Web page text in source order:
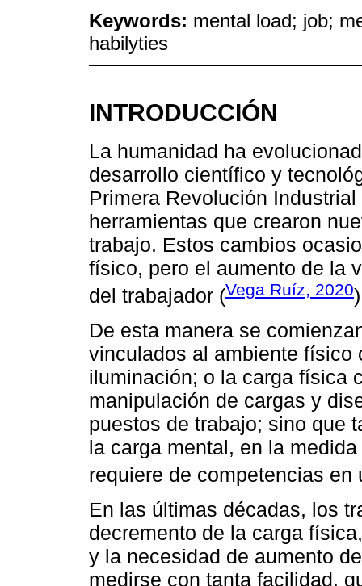
Keywords: mental load; job;
habilyties
INTRODUCCIÓN
La humanidad ha
desarrollo científico y
Primera Revolución
herramientas que crearon
trabajo. Estos cambios
físico, pero el aumento de la
del trabajador (Vega Ruíz, 2020
De esta manera se
vinculados al ambiente físico
iluminación; o la carga física
manipulación de cargas y
puestos de trabajo; sino que
la carga mental, en la
requiere de competencias en
En las últimas décadas, los
decremento de la carga
y la necesidad de aumento
medirse con tanta facilidad,